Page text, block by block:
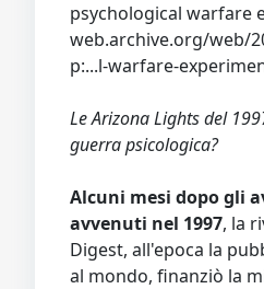
psychological warfare
web.archive.org/web/
p:...l-warfare-
Le Arizona Lights del
guerra psicologica?
Alcuni mesi dopo gli
avvenuti nel 1997, la
Digest, all'epoca la
al mondo, finanziò la